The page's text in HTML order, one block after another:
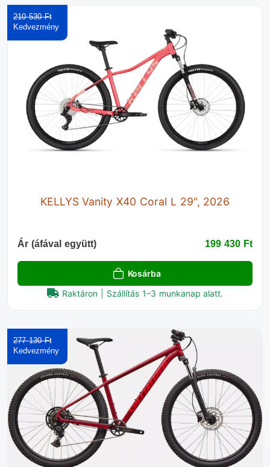
KELLYS Vanity X40 Coral L 29", 2026
210 530 Ft‎
Ár (áfával együtt) 199 430 Ft‎
Kosárba
Raktáron | Szállítás 1–3 munkanap alatt.
277 130 Ft‎